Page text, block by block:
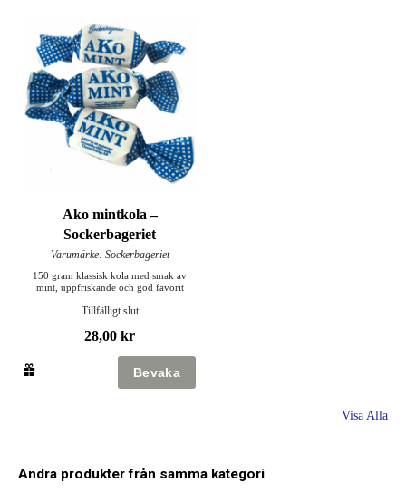
Ako mintkola –
Sockerbageriet
Varumärke: Sockerbageriet
150 gram klassisk kola med smak av
mint, uppfriskande och god favorit
Tillfälligt slut
28,00 kr
Visa Alla
Andra produkter från samma kategori